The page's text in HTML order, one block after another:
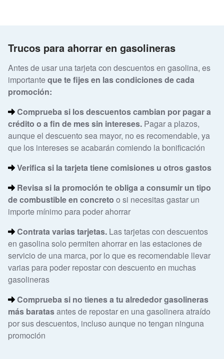
Trucos para ahorrar en gasolineras
Antes de usar una tarjeta con descuentos en gasolina, es
importanteque te fijes en las condiciones de cada
promoción:
Comprueba si los descuentos cambian por pagar a
crédito o a fin de mes sin intereses. Pagar a plazos,
aunque el descuento sea mayor, no es recomendable, ya
que los intereses se acabarán comiendo la bonificación
Verifica si la tarjeta tiene comisiones u otros gastos
Revisa si la promoción te obliga a consumir un tipo
de combustible en concreto o si necesitas gastar un
importe mínimo para poder ahorrar
Contrata varias tarjetas. Las tarjetas con descuentos
en gasolina solo permiten ahorrar en las estaciones de
servicio de una marca, por lo que es recomendable llevar
varias para poder repostar con descuento en muchas
gasolineras
Comprueba si no tienes a tu alrededor gasolineras
más baratasantes de repostar en una gasolinera atraído
por sus descuentos, incluso aunque no tengan ninguna
promoción